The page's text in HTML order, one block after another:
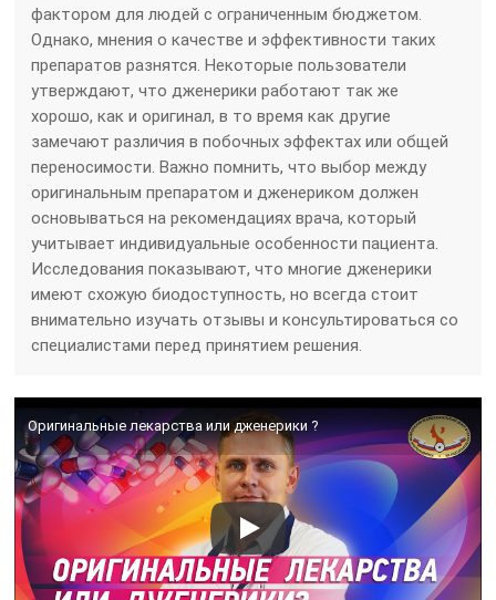
фактором для людей с ограниченным бюджетом.
Однако, мнения о качестве и эффективности таких
препаратов разнятся. Некоторые пользователи
утверждают, что дженерики работают так же
хорошо, как и оригинал, в то время как другие
замечают различия в побочных эффектах или общей
переносимости. Важно помнить, что выбор между
оригинальным препаратом и дженериком должен
основываться на рекомендациях врача, который
учитывает индивидуальные особенности пациента.
Исследования показывают, что многие дженерики
имеют схожую биодоступность, но всегда стоит
внимательно изучать отзывы и консультироваться со
специалистами перед принятием решения.
Оригинальные лекарства или дженерики ?